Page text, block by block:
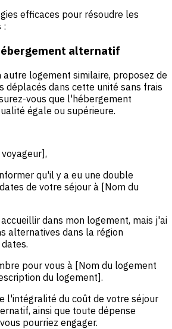
efficaces pour résoudre les
:
alternatif
autre logement similaire, proposez de
déplacés dans cette unité sans frais
vous que l'hébergement
égale ou supérieure.
qu'il y a eu une double
de votre séjour à [Nom du
dans mon logement, mais j'ai
alternatives dans la région
pour vous à [Nom du logement
du logement].
l'intégralité du coût de votre séjour
ainsi que toute dépense
pourriez engager.